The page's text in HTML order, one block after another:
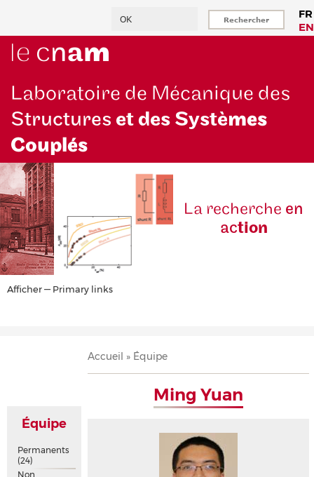
principal
FR
EN
Laboratoire de Mécanique des
Structures et des Systèmes
Couplés
La recherche en
action
Primary
Afficher — Primary links
Fil
d'Ariane
Accueil Équipe
Ming Yuan
Équipe
Permanents
(24)
Non